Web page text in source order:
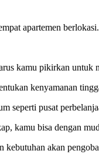
apartemen
kamu pikirkan untuk
kenyamanan
seperti pusat
kamu bisa dengan
kebutuhan akan